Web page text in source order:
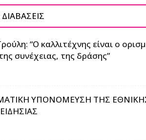
“Ο καλλιτέχνης είναι ο
συνέχειας, της δράσης”
ΥΠΟΝΟΜΕΥΣΗ ΤΗΣ